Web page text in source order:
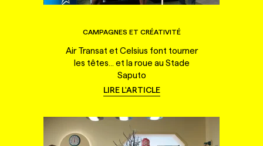
CAMPAGNES ET CRÉATIVITÉ
Air Transat et Celsius font tourner
les têtes... et la roue au Stade
Saputo
LIRE L'ARTICLE